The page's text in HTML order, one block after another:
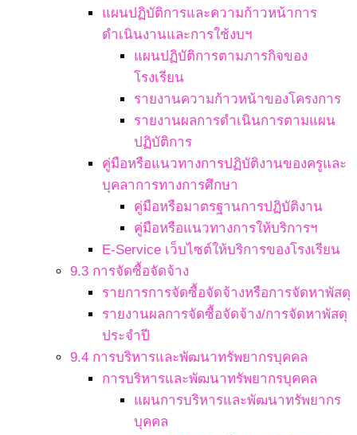
แผนปฏิบัติการและความก้าวหน้าการ
ดำเนินงานและการใช้งบฯ
แผนปฏิบัติการตามภารกิจของ
โรงเรียน
รายงานความก้าวหน้าของโครงการ
รายงานผลการดำเนินการตามแผน
ปฏิบัติการ
คู่มือหรือแนวทางการปฏิบัติงานของครูและ
บุคลาการทางการศึกษา
คู่มือหรือมาตรฐานการปฏิบัติงาน
คู่มือหรือแนวทางการให้บริการฯ
E-Service เว็บไซต์ให้บริการของโรงเรียน
9.3 การจัดซื้อจัดจ้าง
รายการการจัดซื้อจัดจ้างหรือการจัดหาพัสดุ
รายงานผลการจัดซื้อจัดจ้าง/การจัดหาพัสดุ
ประจำปี
9.4 การบริหารและพัฒนาทรัพยากรบุคคล
การบริหารและพัฒนาทรัพยากรบุคคล
แผนการบริหารและพัฒนาทรัพยากร
บุคคล